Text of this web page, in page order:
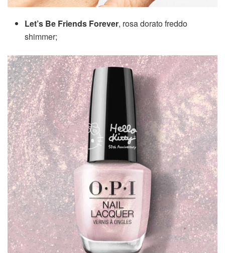
Let’s Be Friends Forever, rosa dorato freddo
shimmer;